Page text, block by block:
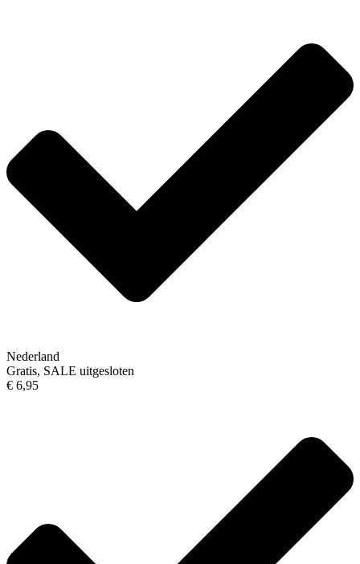
Nederland
Gratis, SALE uitgesloten
€ 6,95